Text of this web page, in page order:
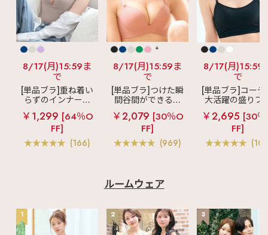
ブラ #春物 #新商品 #
プチプラ #下着通販 #
パステルカラー #ブラ
ジャー #インナー
8/17(月)15:59ま
で
[単品ブラ]重ね着い
らずのインナーブ
ラ
リッチバスト
ブラトップ (ワイヤ
ー入り)
￥1,299 [64％O
FF]
(166)
+
8/17(月)15:59ま
で
[単品ブラ]つけた瞬
間谷間ができるシ
ームレスブラ
超
盛ブラ(R) シームレ
ス 単品ブラジャー
￥2,079 [30％O
FF]
(969)
8/17(月)15:59
で
[単品ブラ]コーデ
大活躍の盛りブ
ショートレン
ス ブラトップ 超
ブラ(R) 単品ブ
ャー
￥2,695 [30
FF]
ルームウェア
1 2 3